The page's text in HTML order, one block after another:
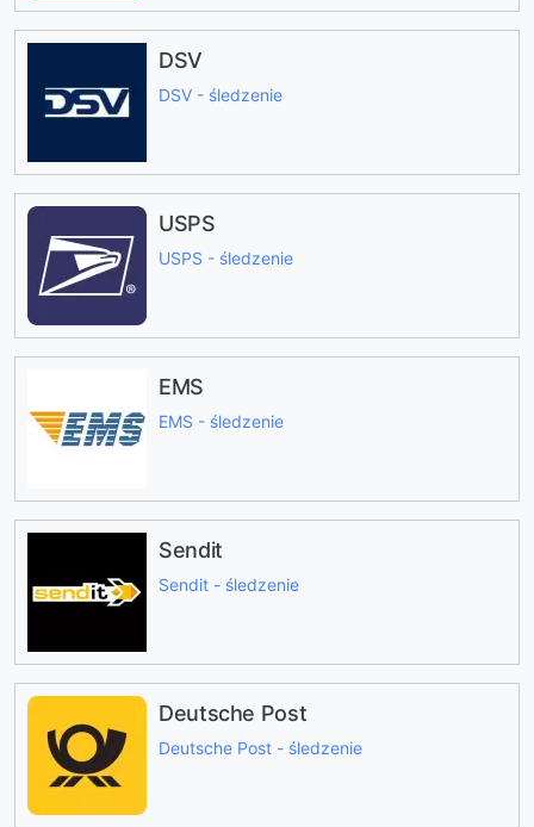
DSV
DSV - śledzenie
USPS
USPS - śledzenie
EMS
EMS - śledzenie
Sendit
Sendit - śledzenie
Deutsche Post
Deutsche Post - śledzenie